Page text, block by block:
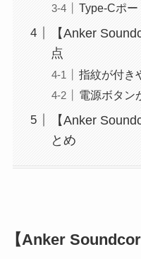
Type-Cポー
【Anker
点
指紋が付き
電源ボタン
【Anker
とめ
【Anker